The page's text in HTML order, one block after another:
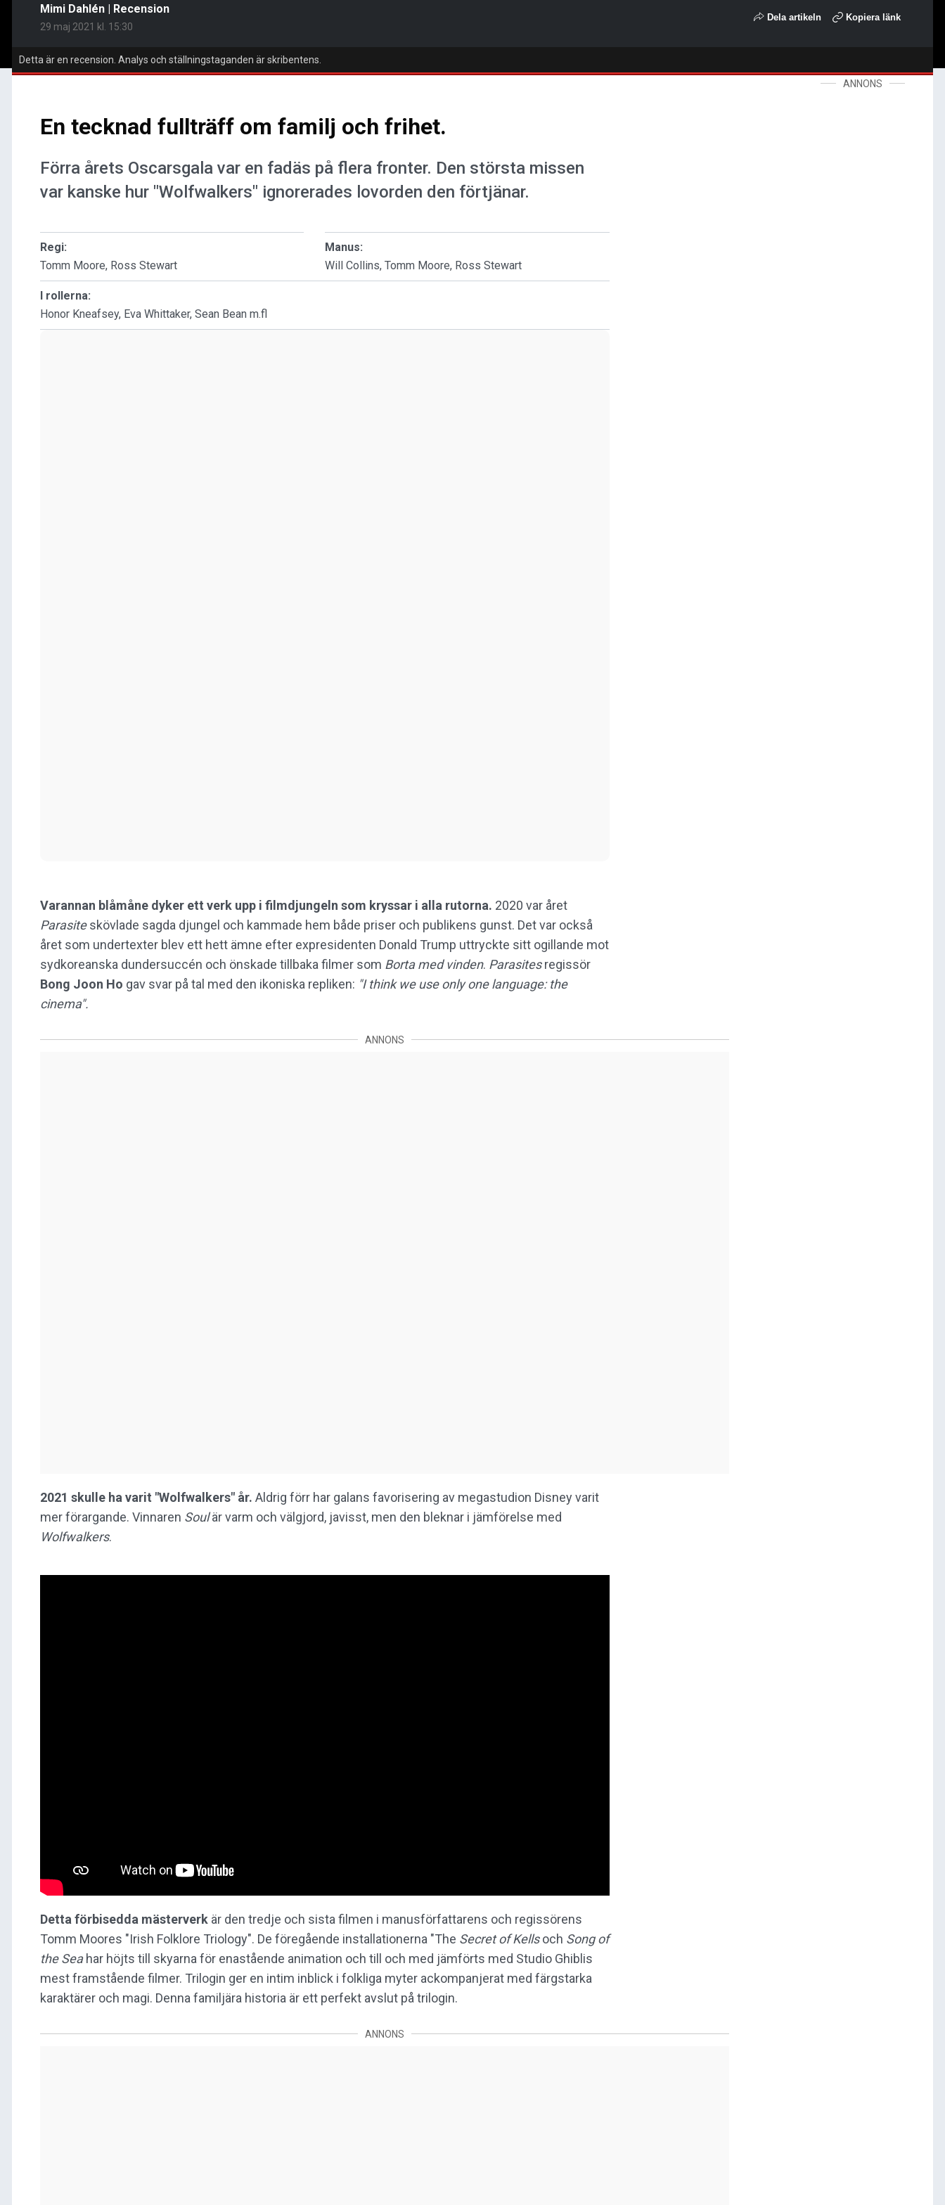
Mimi Dahlén | Recension
29 maj 2021 kl. 15:30
Dela artikeln Kopiera länk
Detta är en recension. Analys och ställningstaganden är skribentens.
En tecknad fullträff om familj och frihet.
Förra årets Oscarsgala var en fadäs på flera fronter. Den största missen
var kanske hur "Wolfwalkers" ignorerades lovorden den förtjänar.
Regi:
Tomm Moore, Ross Stewart
Manus:
Will Collins, Tomm Moore, Ross Stewart
I rollerna:
Honor Kneafsey, Eva Whittaker, Sean Bean m.fl
Varannan blåmåne dyker ett verk upp i filmdjungeln som kryssar i alla rutorna. 2020 var året
Parasiteskövlade sagda djungel och kammade hem både priser och publikens gunst. Det var också
året som undertexter blev ett hett ämne efter expresidenten Donald Trump uttryckte sitt ogillande mot
sydkoreanska dundersuccén och önskade tillbaka filmer som Borta med vinden. Parasitesregissör
Bong Joon Ho gav svar på tal med den ikoniska repliken: "I think we use only one language: the
cinema".
ANNONS
2021 skulle ha varit "Wolfwalkers" år. Aldrig förr har galans favorisering av megastudion Disney varit
mer förargande. Vinnaren Soulär varm och välgjord, javisst, men den bleknar i jämförelse med
Wolfwalkers.
Detta förbisedda mästerverk är den tredje och sista filmen i manusförfattarens och regissörens
Tomm Moores "Irish Folklore Triology". De föregående installationerna "The Secret of Kellsoch Song of
the Seahar höjts till skyarna för enastående animation och till och med jämförts med Studio Ghiblis
mest framstående filmer. Trilogin ger en intim inblick i folkliga myter ackompanjerat med färgstarka
karaktärer och magi. Denna familjära historia är ett perfekt avslut på trilogin.
ANNONS
ANNONS